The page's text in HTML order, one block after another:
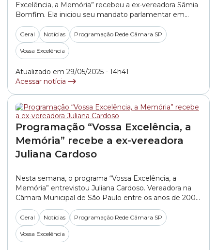
Excelência, a Memória” recebeu a ex-vereadora Sâmia
Bomfim. Ela iniciou seu mandato parlamentar em
2017 na Câmara Municipal de São Paulo e foi a primeira
mulher eleita pelo PSOL na Câmara de Vereadores.
Hoje, Sâmia é deputada federal. Para saber mais sobre
Geral Notícias Programação Rede Câmara SP
Vossa Excelência
Atualizado em 29/05/2025 - 14h41
Acessar notícia
Programação “Vossa Excelência, a
Memória” recebe a ex-vereadora
Juliana Cardoso
Nesta semana, o programa “Vossa Excelência, a
Memória” entrevistou Juliana Cardoso. Vereadora na
Câmara Municipal de São Paulo entre os anos de 2009
a 2023, atualmente ela é deputada federal e vice-
presidente da Comissão da Amazônia e dos Povos
Originários e Tradicionais na Câmara dos Deputados.
Para saber mais sobre este bate-papo que aconteceu
Geral Notícias Programação Rede Câmara SP
Vossa Excelência